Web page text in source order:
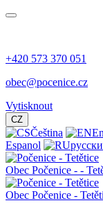
+420 573 370 051
obec@pocenice.cz
Vytisknout
CZ
Čeština
Espanol
Obec Počenice - -
Obec Počenice -